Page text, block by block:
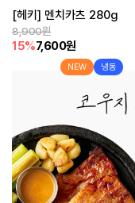
[헤키] 멘치카츠 280g
8,900원
15%7,600원
NEW 냉동